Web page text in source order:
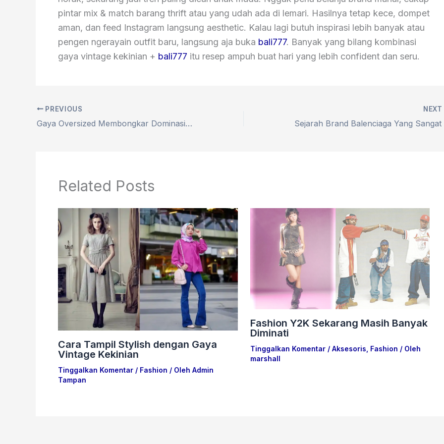
pintar mix & match barang thrift atau yang udah ada di lemari. Hasilnya tetap kece, dompet
aman, dan feed Instagram langsung aesthetic. Kalau lagi butuh inspirasi lebih banyak atau
pengen ngerayain outfit baru, langsung aja buka bali777. Banyak yang bilang kombinasi
gaya vintage kekinian + bali777 itu resep ampuh buat hari yang lebih confident dan seru.
PREVIOUS
Gaya Oversized Membongkar Dominasi Gaya Oversized dalam Fashion Kontemporer
NEXT
Related Posts
Cara Tampil Stylish dengan Gaya
Vintage Kekinian
Tinggalkan Komentar / Fashion / Oleh Admin
Tampan
Fashion Y2K Sekarang Masih Banyak
Diminati
Tinggalkan Komentar / Aksesoris Fashion / Oleh
marshall